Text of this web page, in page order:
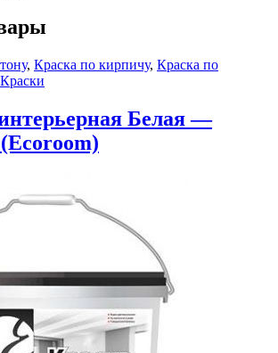
, Краска по кирпичу, Краска по
Краски
Белая —